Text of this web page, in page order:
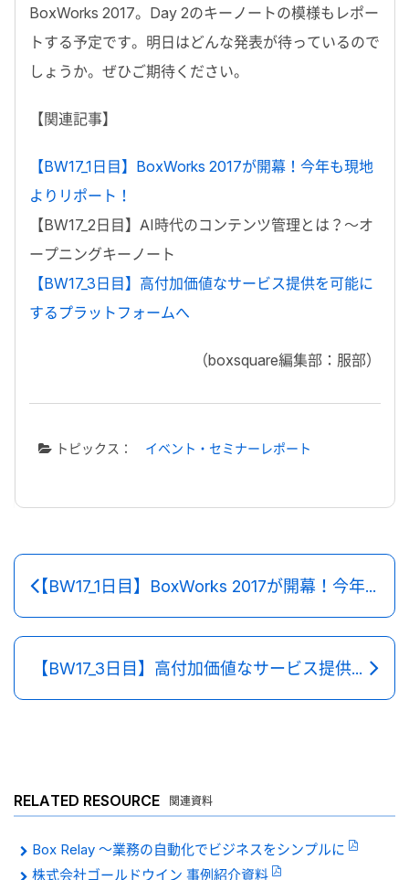
BoxWorks 2017。Day 2のキーノートの模様もレポー
トする予定です。明日はどんな発表が待っているので
しょうか。ぜひご期待ください。
【関連記事】
【BW17_1日目】BoxWorks 2017が開幕！今年も現地
よりリポート！
【BW17_2日目】AI時代のコンテンツ管理とは？〜オ
ープニングキーノート
【BW17_3日目】高付加価値なサービス提供を可能に
するプラットフォームへ
（boxsquare編集部：服部）
トピックス： イベント・セミナーレポート
【BW17_1日目】BoxWorks 2017が開幕！今年も現地よりリポート！
【BW17_3日目】高付加価値なサービス提供を可能にするプラットフォームへ
RELATED RESOURCE 関連資料
Box Relay 〜業務の自動化でビジネスをシンプルに
株式会社ゴールドウイン 事例紹介資料